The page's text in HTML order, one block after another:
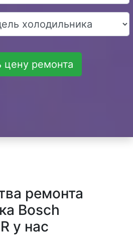
цену ремонта
ремонта
Bosch
у нас